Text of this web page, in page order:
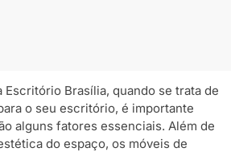
Escritório Brasília, quando se trata de
o seu escritório, é importante
alguns fatores essenciais. Além de
do espaço, os móveis de